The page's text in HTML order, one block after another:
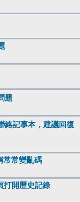
題
絡記事本，建議回復
常變亂碼
打開歷史記錄